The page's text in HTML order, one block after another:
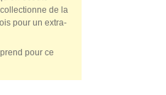
de la
pour un extra-
pour ce